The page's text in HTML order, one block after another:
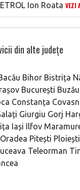
Ion Roata VEZI
din alte județe
Bihor Bistrița
București Buzău
Constanța
Giurgiu Gorj
Iași Ilfov
Oradea Pitești Ploiești
Teleorman